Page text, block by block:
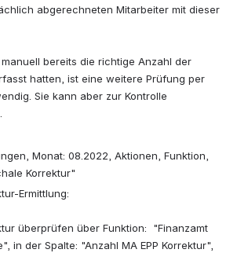
abgerechneten Mitarbeiter mit dieser
bereits die richtige Anzahl der
hatten, ist eine weitere Prüfung per
Sie kann aber zur Kontrolle
Monat: 08.2022, Aktionen, Funktion,
Korrektur"
Ermittlung:
überprüfen über Funktion:  "Finanzamt
in der Spalte: "Anzahl MA EPP Korrektur",